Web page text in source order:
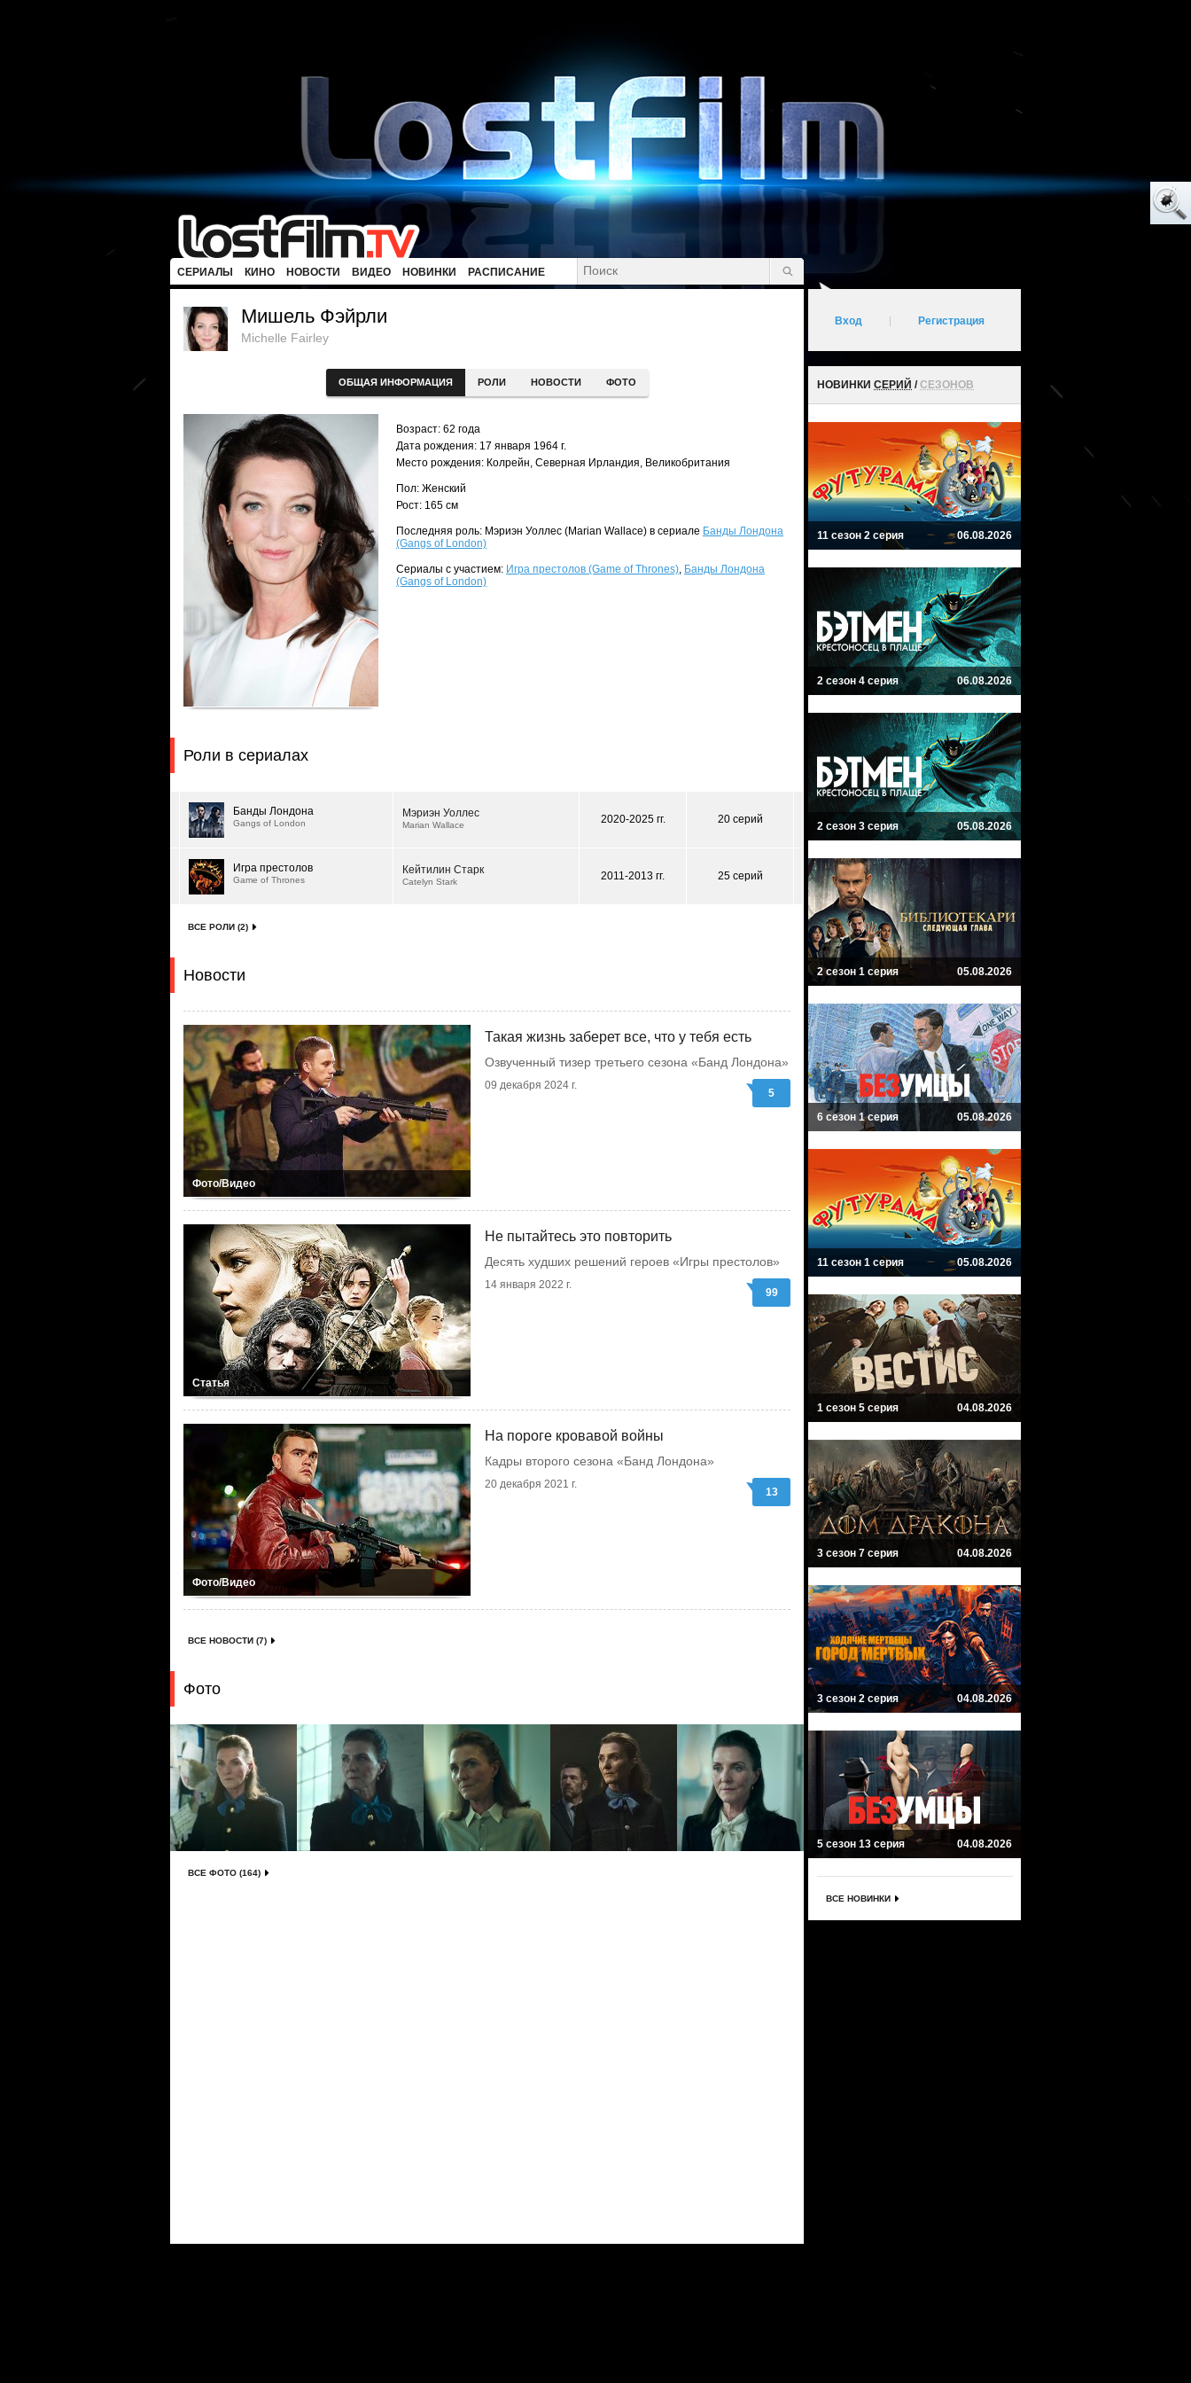
СЕРИАЛЫ КИНО НОВОСТИ ВИДЕО НОВИНКИ РАСПИСАНИЕ
Мишель Фэйрли
Michelle Fairley
ОБЩАЯ ИНФОРМАЦИЯ РОЛИ НОВОСТИ ФОТО
Возраст: 62 года
Дата рождения: 17 января 1964 г.
Место рождения: Колрейн, Северная Ирландия, Великобритания
Пол: Женский
Рост: 165 см
Последняя роль: Мэриэн Уоллес (Marian Wallace) в сериале Банды Лондона
(Gangs of London)
Сериалы с участием: Игра престолов (Game of Thrones), Банды Лондона
(Gangs of London)
Роли в сериалах
Банды Лондона
Gangs of London
Мэриэн Уоллес
Marian Wallace 2020-2025 гг. 20 серий
Игра престолов
Game of Thrones
Кейтилин Старк
Catelyn Stark 2011-2013 гг. 25 серий
ВСЕ РОЛИ (2)
Новости
Фото/Видео
Такая жизнь заберет все, что у тебя есть
Озвученный тизер третьего сезона «Банд Лондона»
09 декабря 2024 г.
5
Статья
Не пытайтесь это повторить
Десять худших решений героев «Игры престолов»
14 января 2022 г.
99
Фото/Видео
На пороге кровавой войны
Кадры второго сезона «Банд Лондона»
20 декабря 2021 г.
13
ВСЕ НОВОСТИ (7)
Фото
ВСЕ ФОТО (164)
Вход Регистрация
НОВИНКИ СЕРИЙ /СЕЗОНОВ
11 сезон 2 серия 06.08.2026
2 сезон 4 серия 06.08.2026
2 сезон 3 серия 05.08.2026
2 сезон 1 серия 05.08.2026
6 сезон 1 серия 05.08.2026
11 сезон 1 серия 05.08.2026
1 сезон 5 серия 04.08.2026
3 сезон 7 серия 04.08.2026
3 сезон 2 серия 04.08.2026
5 сезон 13 серия 04.08.2026
ВСЕ НОВИНКИ